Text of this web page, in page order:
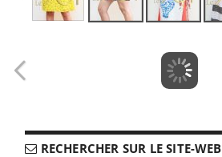
RECHERCHER SUR LE SITE-WEB